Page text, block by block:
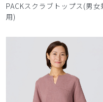
PACKスクラブトップス(男女
用)